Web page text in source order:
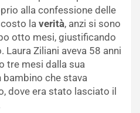
alla confessione delle
la verità, anzi si sono
otto mesi, giustificando
Laura Ziliani aveva 58 anni
tre mesi dalla sua
bambino che stava
dove era stato lasciato il